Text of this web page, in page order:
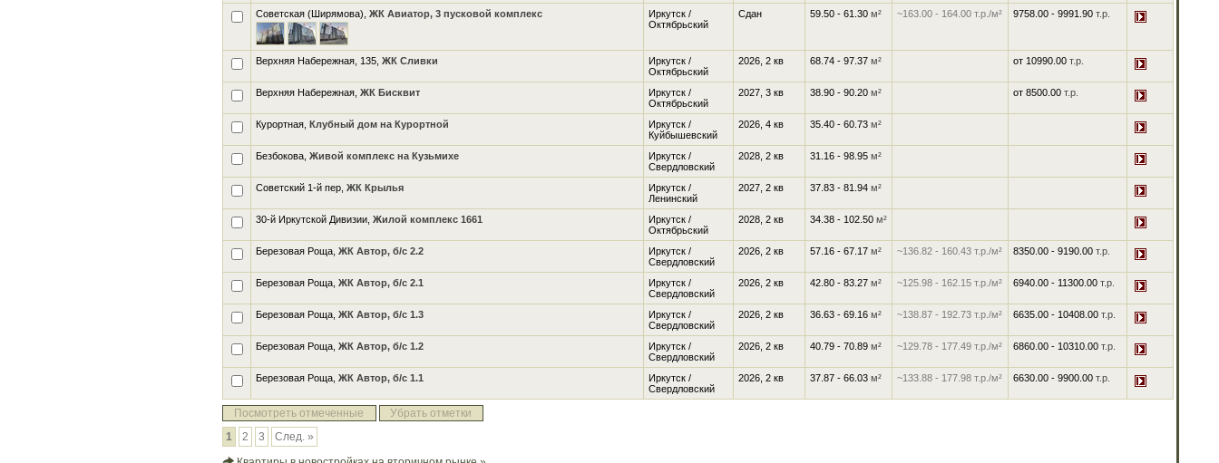
Советская (Ширямова), ЖК Авиатор, 3 пусковой комплекс
Иркутск /
Октябрьский
Сдан 59.50 - 61.30 м² ~163.00- 164.00 т.р./м² 9758.00- 9991.90 т.р.
Верхняя Набережная, 135, ЖК Сливки
Иркутск /
Октябрьский
2026, 2 кв 68.74 - 97.37 м² от 10990.00 т.р.
Верхняя Набережная, ЖК Бисквит
Иркутск /
Октябрьский
2027, 3 кв 38.90 - 90.20 м² от 8500.00 т.р.
Курортная, Клубный дом на Курортной
Иркутск /
Куйбышевский
2026, 4 кв 35.40 - 60.73 м²
Безбокова, Живой комплекс на Кузьмихе
Иркутск /
Свердловский
2028, 2 кв 31.16 - 98.95 м²
Советский 1-й пер, ЖК Крылья
Иркутск /
Ленинский
2027, 2 кв 37.83 - 81.94 м²
30-й Иркутской Дивизии, Жилой комплекс 1661
Иркутск /
Октябрьский
2028, 2 кв 34.38 - 102.50 м²
Березовая Роща, ЖК Автор, б/с 2.2
Иркутск /
Свердловский
2026, 2 кв 57.16 - 67.17 м² ~136.82- 160.43 т.р./м² 8350.00- 9190.00 т.р.
Березовая Роща, ЖК Автор, б/с 2.1
Иркутск /
Свердловский
2026, 2 кв 42.80 - 83.27 м² ~125.98- 162.15 т.р./м² 6940.00- 11300.00 т.р.
Березовая Роща, ЖК Автор, б/с 1.3
Иркутск /
Свердловский
2026, 2 кв 36.63 - 69.16 м² ~138.87- 192.73 т.р./м² 6635.00- 10408.00 т.р.
Березовая Роща, ЖК Автор, б/с 1.2
Иркутск /
Свердловский
2026, 2 кв 40.79 - 70.89 м² ~129.78- 177.49 т.р./м² 6860.00- 10310.00 т.р.
Березовая Роща, ЖК Автор, б/с 1.1
Иркутск /
Свердловский
2026, 2 кв 37.87 - 66.03 м² ~133.88- 177.98 т.р./м² 6630.00- 9900.00 т.р.
Посмотреть отмеченные
Убрать отметки
1
2 3
След. »